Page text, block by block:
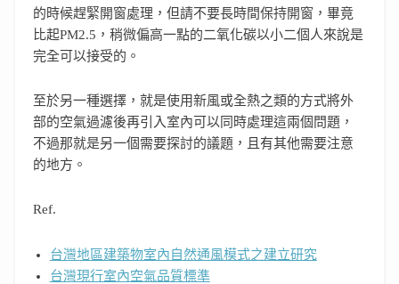
的時候趕緊開窗處理，但請不要長時間保持開窗，畢竟
比起PM2.5，稍微偏高一點的二氧化碳以小二個人來說是
完全可以接受的。
至於另一種選擇，就是使用新風或全熱之類的方式將外
部的空氣過濾後再引入室內可以同時處理這兩個問題，
不過那就是另一個需要探討的議題，且有其他需要注意
的地方。
Ref.
台灣地區建築物室內自然通風模式之建立研究
台灣現行室內空氣品質標準